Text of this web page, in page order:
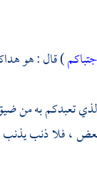
) قال : هو
تعبدكم به من ضيق
فلا ذنب يذنب